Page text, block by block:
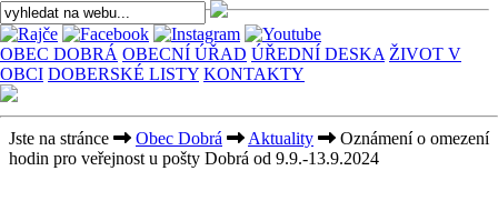
OBEC DOBRÁ OBECNÍ ÚŘAD ÚŘEDNÍ DESKA ŽIVOT V
OBCI DOBERSKÉ LISTY KONTAKTY
Jste na stránce Obec Dobrá Aktuality
Oznámení o omezení
hodin pro veřejnost u pošty Dobrá od 9.9.-13.9.2024